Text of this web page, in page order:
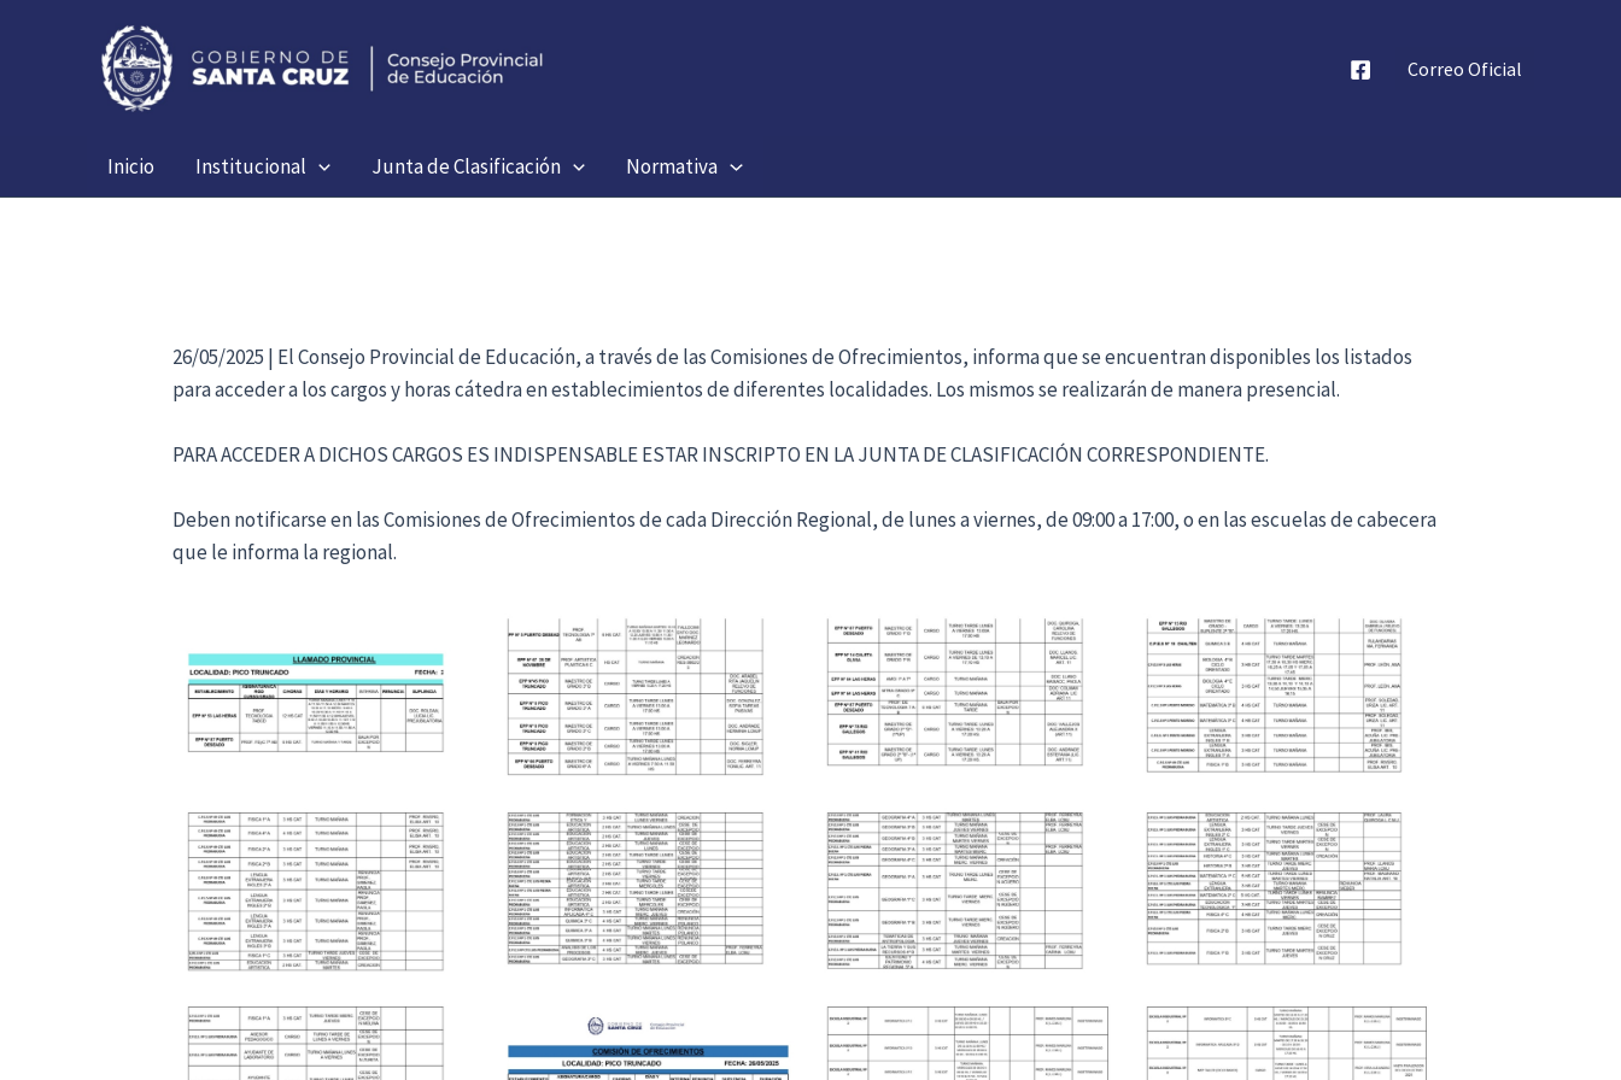
Correo Oficial
Inicio Institucional Junta de Clasificación Normativa
26/05/2025 | El Consejo Provincial de Educación, a través de las Comisiones de Ofrecimientos, informa que se encuentran disponibles los listados
para acceder a los cargos y horas cátedra en establecimientos de diferentes localidades. Los mismos se realizarán de manera presencial.
PARA ACCEDER A DICHOS CARGOS ES INDISPENSABLE ESTAR INSCRIPTO EN LA JUNTA DE CLASIFICACIÓN CORRESPONDIENTE.
Deben notificarse en las Comisiones de Ofrecimientos de cada Dirección Regional, de lunes a viernes, de 09:00 a 17:00, o en las escuelas de cabecera
que le informa la regional.